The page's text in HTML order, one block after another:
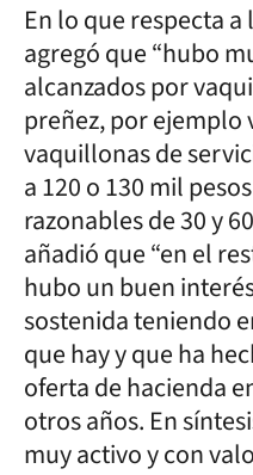
En lo que respecta
agregó que “hubo
alcanzados por
preñez, por ejemplo
vaquillonas de
a 120 o 130 mil
razonables de 30 y
añadió que “en el
hubo un buen
sostenida teniendo
que hay y que ha
oferta de hacienda
otros años. En
muy activo y con